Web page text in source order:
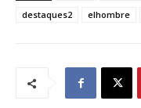
destaques2
elhombre